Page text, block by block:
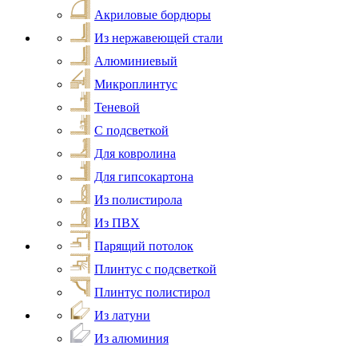
Акриловые бордюры
Из нержавеющей стали
Алюминиевый
Микроплинтус
Теневой
С подсветкой
Для ковролина
Для гипсокартона
Из полистирола
Из ПВХ
Парящий потолок
Плинтус с подсветкой
Плинтус полистирол
Из латуни
Из алюминия